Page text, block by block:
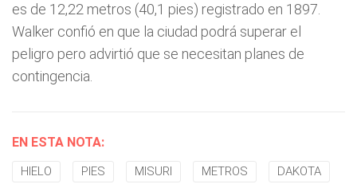
es de 12,22 metros (40,1 pies) registrado en 1897.
Walker confió en que la ciudad podrá superar el
peligro pero advirtió que se necesitan planes de
contingencia.
EN ESTA NOTA:
HIELO PIES MISURI METROS DAKOTA